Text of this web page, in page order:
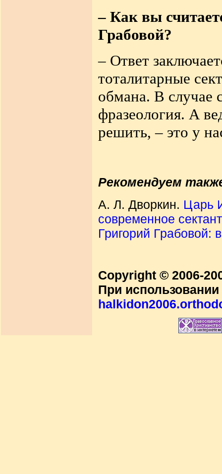
– Как вы
Грабовой?
– Ответ
тоталитарные
обмана. В случае
фразеология. А
решить, – это у
Рекомендуем
А. Л. Дворкин. Царь
современное
Григорий Грабовой:
Copyright © 2006-
При